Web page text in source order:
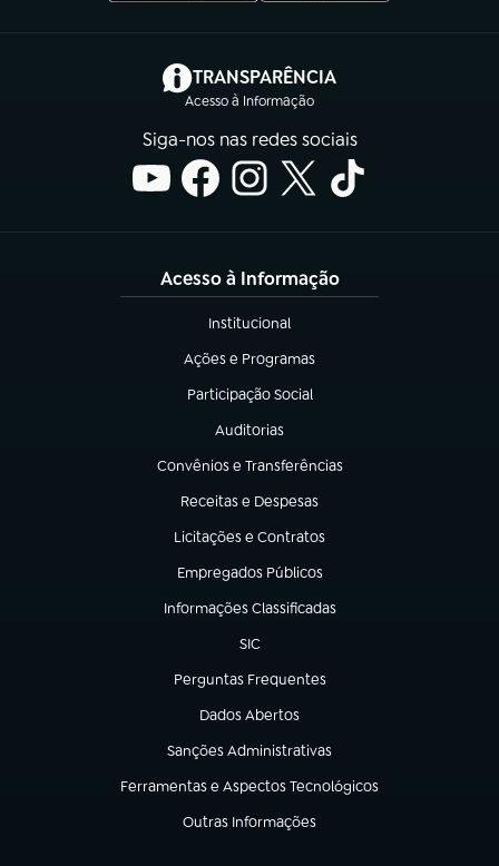
TRANSPARÊNCIA
Acesso à Informação
(abre em nova aba)
Siga-nos nas redes sociais
Acesso à Informação
Institucional
(abre em nova aba)
Ações e Programas
(abre em nova aba)
Participação Social
(abre em nova aba)
Auditorias
(abre em nova aba)
Convênios e Transferências
(abre em nova aba)
Receitas e Despesas
(abre em nova aba)
Licitações e Contratos
(abre em nova aba)
Empregados Públicos
(abre em nova aba)
Informações Classificadas
(abre em nova aba)
SIC
(abre em nova aba)
Perguntas Frequentes
(abre em nova aba)
Dados Abertos
(abre em nova aba)
Sanções Administrativas
(abre em nova aba)
Ferramentas e Aspectos Tecnológicos
(abre em nova aba)
Outras Informações
(abre em nova aba)